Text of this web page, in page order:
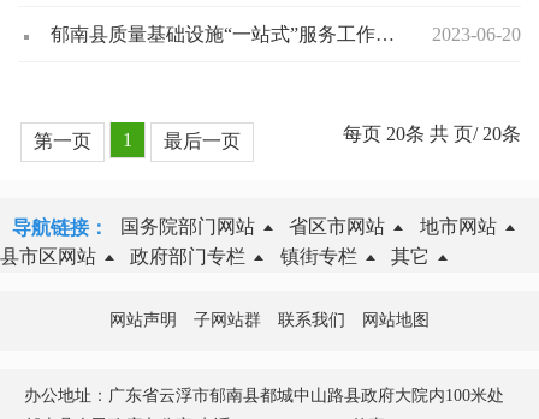
郁南县质量基础设施“一站式”服务工作站在大湾工业园区挂牌成立 2023-06-20
第一页 1 最后一页 每页 20条 共 页/20条
导航链接： 国务院部门网站 省区市网站
地市网站
县市区网站
政府部门专栏 镇街专栏 其它
网站声明 子网站群 联系我们 网站地图
办公地址：广东省云浮市郁南县都城中山路县政府大院内100米处